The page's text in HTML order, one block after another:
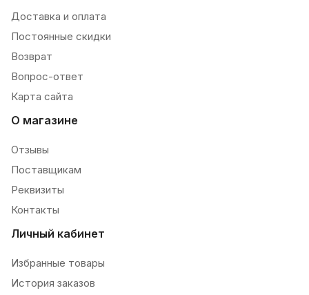
Доставка и оплата
Постоянные скидки
Возврат
Вопрос-ответ
Карта сайта
О магазине
Отзывы
Поставщикам
Реквизиты
Контакты
Личный кабинет
Избранные товары
История заказов